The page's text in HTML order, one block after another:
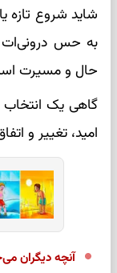
شاید شروع
به حس درونی‌ات
حال و مسیرت
گاهی یک انتخاب
امید، تغییر و
آنچه دیگران